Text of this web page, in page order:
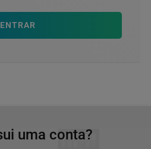
ENTRAR
uma conta?